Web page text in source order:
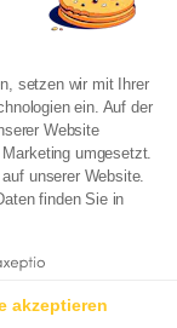
setzen wir mit Ihrer
ein. Auf der
Website
umgesetzt.
unserer Website.
finden Sie in
akzeptieren